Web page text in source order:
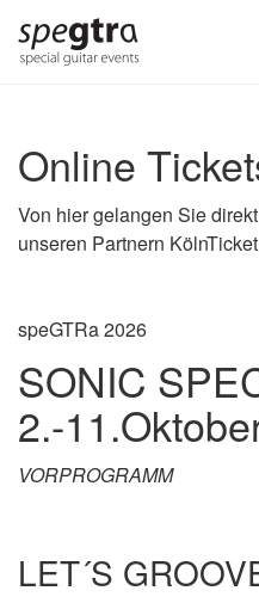
main
Online
Von hier gelangen Sie
unseren Partnern
speGTRa 2026
SONIC
2.-
VORPROGRAMM
LET´S